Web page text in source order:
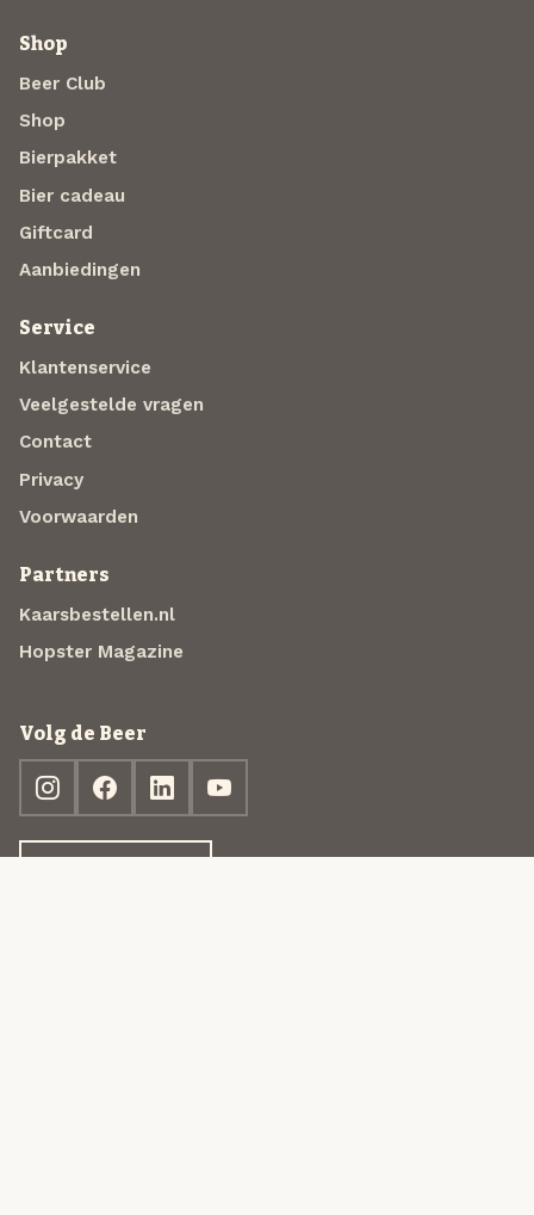
Shop
Beer Club
Shop
Bierpakket
Bier cadeau
Giftcard
Aanbiedingen
Service
Klantenservice
Veelgestelde vragen
Contact
Privacy
Voorwaarden
Partners
Kaarsbestellen.nl
Hopster Magazine
Volg de Beer